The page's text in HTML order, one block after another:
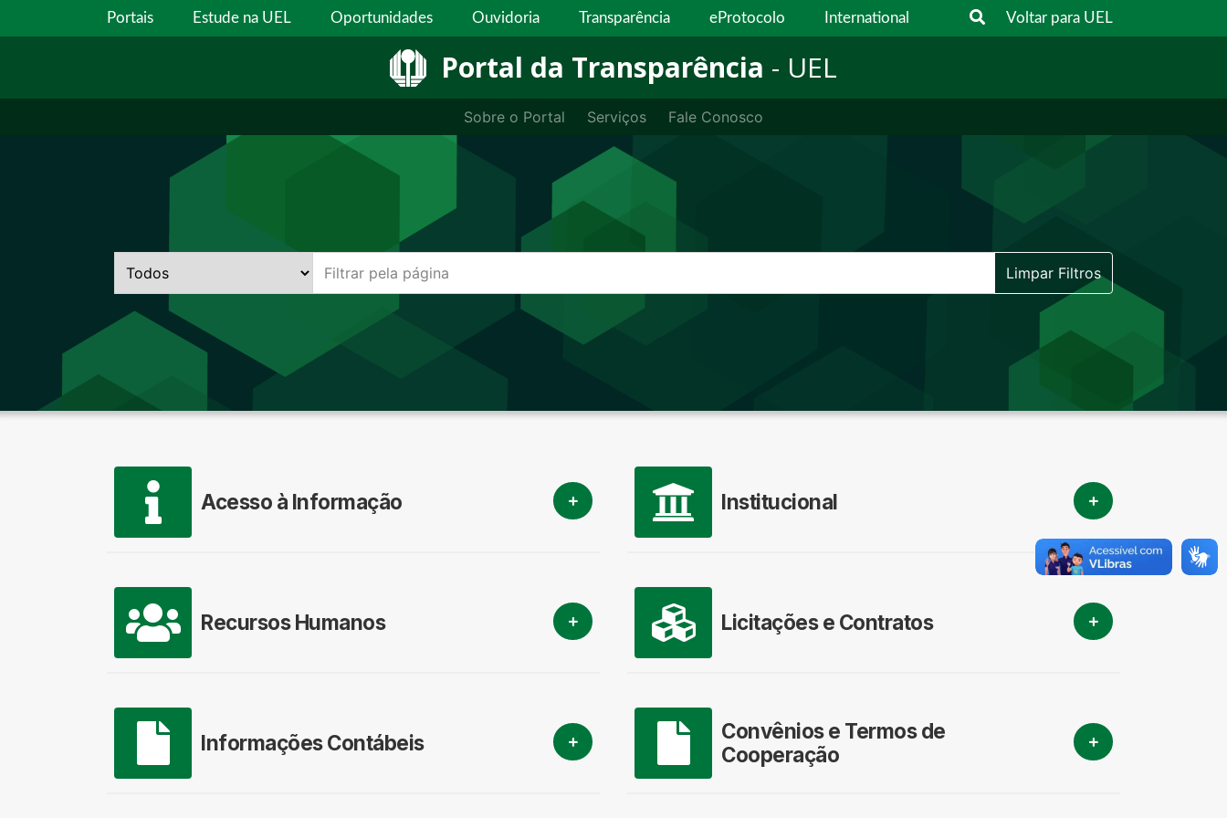
Portais Estude na UEL Oportunidades Ouvidoria Transparência eProtocolo International Voltar para UEL
Portal da Transparência - UEL
Sobre o Portal Serviços Fale Conosco
Limpar Filtros
Acesso à Informação Institucional
Recursos Humanos Licitações e Contratos
Informações Contábeis
Convênios e Termos de
Cooperação